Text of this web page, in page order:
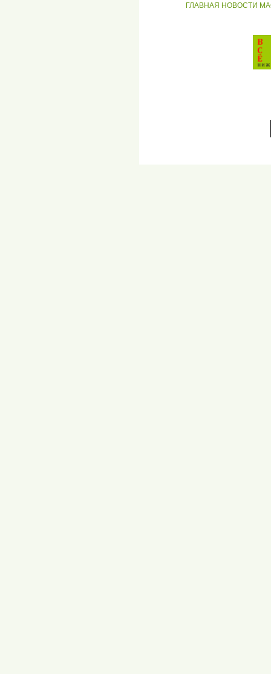
ГЛАВНАЯ НОВОСТИ